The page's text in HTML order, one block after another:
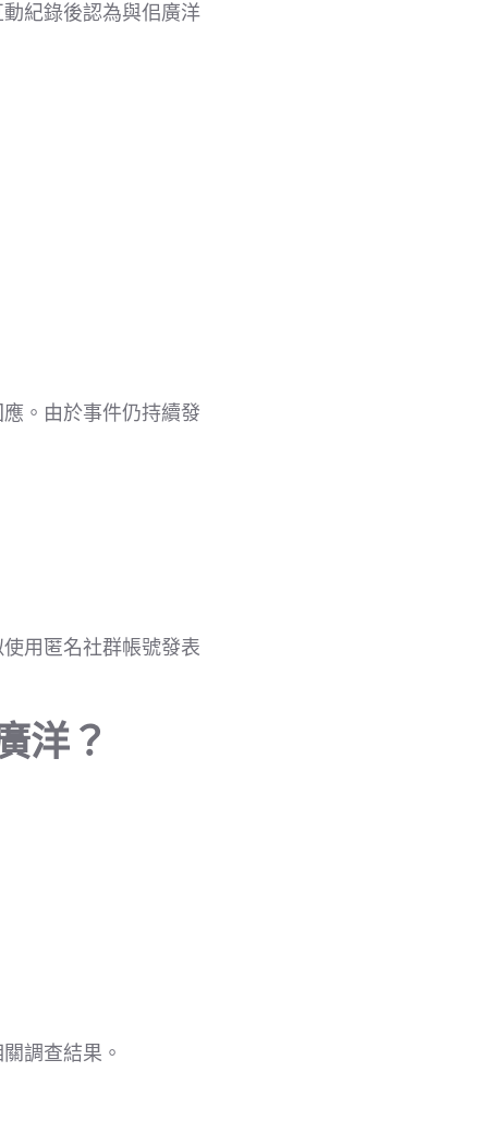
紀錄後認為與佀廣洋
。由於事件仍持續發
用匿名社群帳號發表
洋？
調查結果。